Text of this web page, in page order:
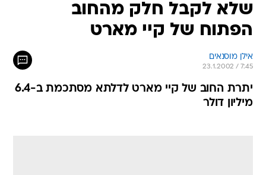
שלא לקבל חלק מהחוב
הפתוח של קיי מארט
אילן מוסנאים
23.1.2002 / 7:45
יתרת החוב של קיי מארט לדלתא מסתכמת ב-6.4
מיליון דולר